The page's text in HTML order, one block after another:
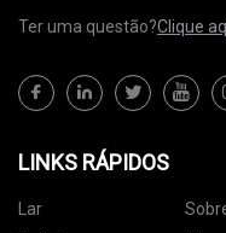
Ter uma questão?Clique
LINKS RÁPIDOS
Lar